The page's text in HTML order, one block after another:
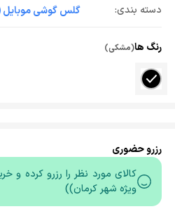
دسته بندی:
گلس گوشی
رنگ ها(مشکی)
رزرو حضوری
کالای مورد نظر را رزرو کرده و
ویژه شهر کرمان))